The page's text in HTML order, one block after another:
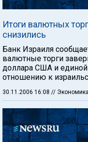
Итоги валютных
снизились
Банк Израиля
валютные торги
доллара США и
отношению к
30.11.2006 16:08 // Экономика